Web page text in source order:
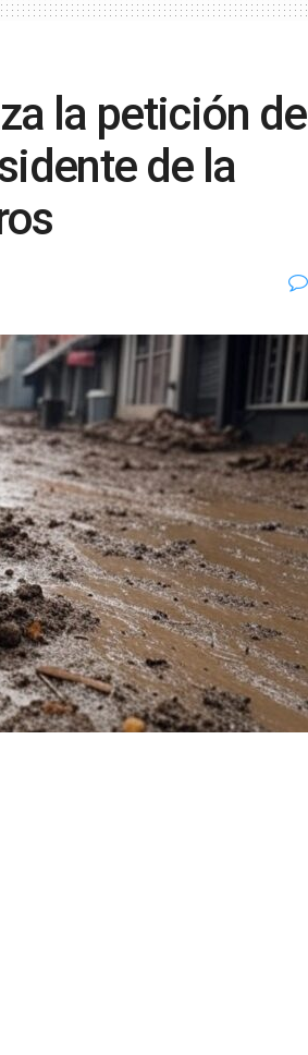
la petición de
de la